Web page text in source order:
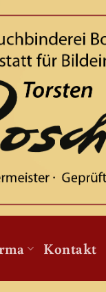
Kontakt